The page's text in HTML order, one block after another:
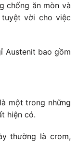
chống ăn mòn và
vời cho việc
Austenit bao gồm
một trong những
hiện có.
thường là crom,